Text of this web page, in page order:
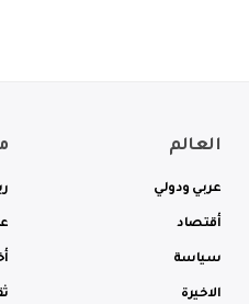
العالم
عربي ودولي
أقتصاد
سياسة
الاخيرة